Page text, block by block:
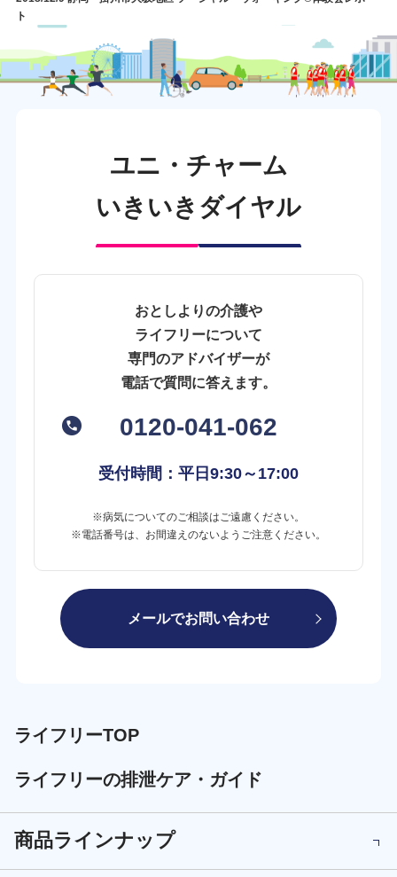
ト
ユニ・チャーム
いきいきダイヤル
おとしよりの介護や
ライフリーについて
専門のアドバイザーが
電話で質問に答えます。
0120-041-062
受付時間：平日 9:30～17:00
※病気についてのご相談はご遠慮ください。
※電話番号は、お間違えのないようご注意ください。
メールでお問い合わせ
ライフリーTOP
ライフリーの排泄ケア・ガイド
商品ラインナップ